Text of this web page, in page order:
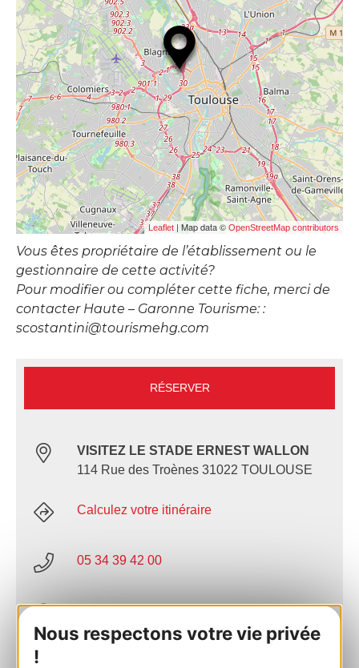
Nous respectons votre vie privée
!
Leaflet | Map data © OpenStreetMap contributors
Vous êtes propriétaire de l’établissement ou le
gestionnaire de cette activité?
Pour modifier ou compléter cette fiche, merci de
contacter Haute – Garonne Tourisme: :
scostantini@tourismehg.com
RÉSERVER
VISITEZ LE STADE ERNEST WALLON
114 Rue des Troènes 31022 TOULOUSE
Calculez votre itinéraire
05 34 39 42 00
Site internet